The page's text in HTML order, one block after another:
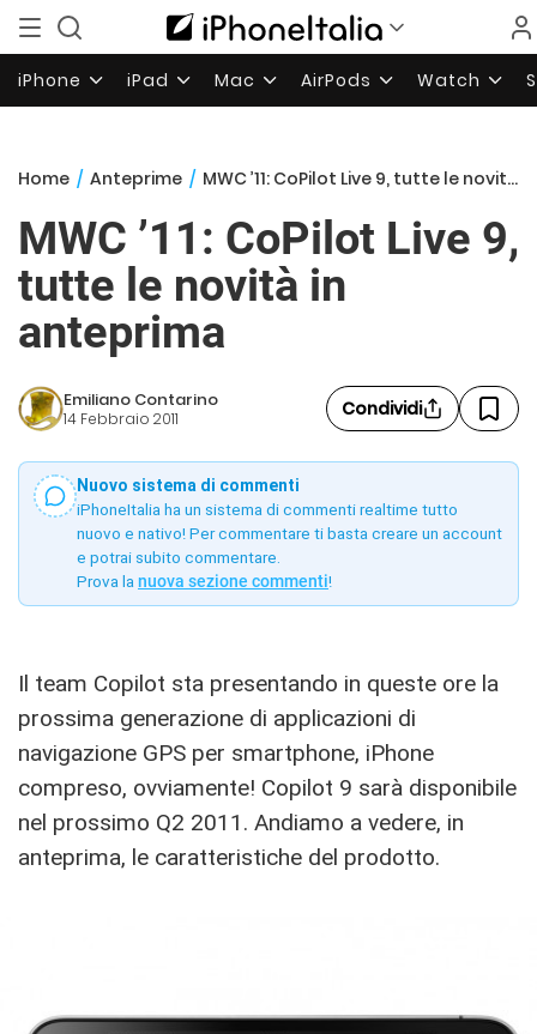
iPhone iPad Mac AirPods Watch
Home / Anteprime / MWC ’11: CoPilot Live 9, tutte le novità in anteprima
MWC ’11: CoPilot Live 9,
tutte le novità in
anteprima
Emiliano Contarino
14 Febbraio 2011 Condividi
Nuovo sistema di commenti
iPhoneItalia ha un sistema di commenti realtime tutto
nuovo e nativo! Per commentare ti basta creare un account
e potrai subito commentare.
Prova la nuova sezione commenti!
Il team Copilot sta presentando in queste ore la
prossima generazione di applicazioni di
navigazione GPS per smartphone, iPhone
compreso, ovviamente! Copilot 9 sarà disponibile
nel prossimo Q2 2011. Andiamo a vedere, in
anteprima, le caratteristiche del prodotto.